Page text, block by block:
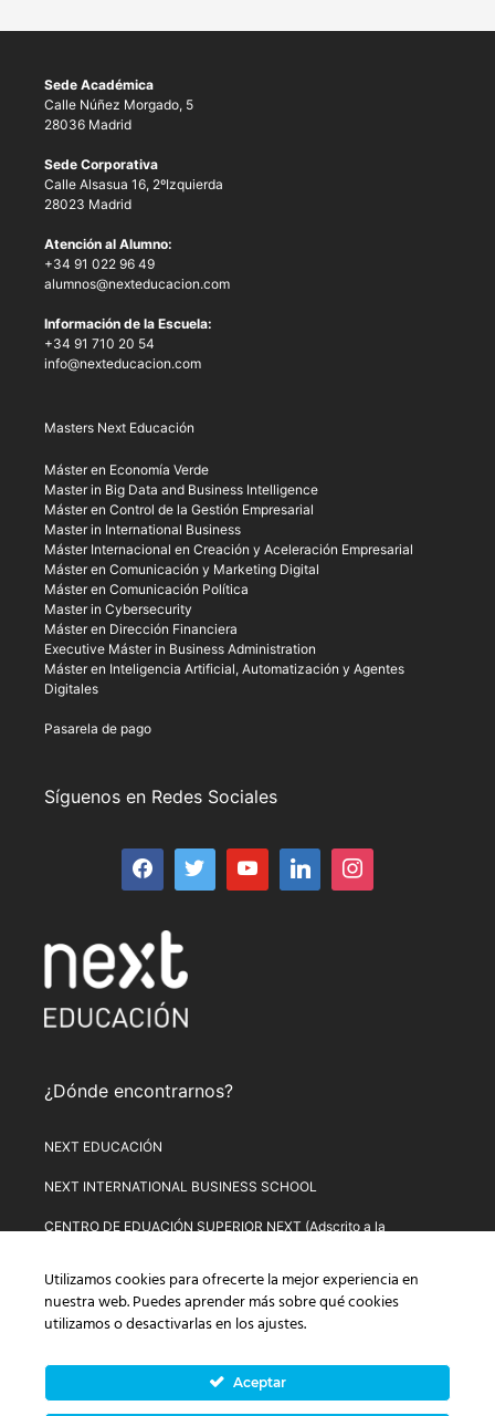
Sede Académica
Calle Núñez Morgado, 5
28036 Madrid
Sede Corporativa
Calle Alsasua 16, 2ºIzquierda
28023 Madrid
Atención al Alumno:
+34 91 022 96 49
alumnos@nexteducacion.com
Información de la Escuela:
+34 91 710 20 54
info@nexteducacion.com
Masters Next Educación
Máster en Economía Verde
Master in Big Data and Business Intelligence
Máster en Control de la Gestión Empresarial
Master in International Business
Máster Internacional en Creación y Aceleración Empresarial
Máster en Comunicación y Marketing Digital
Máster en Comunicación Política
Master in Cybersecurity
Máster en Dirección Financiera
Executive Máster in Business Administration
Máster en Inteligencia Artificial, Automatización y Agentes
Digitales
Pasarela de pago
Síguenos en Redes Sociales
¿Dónde encontrarnos?
NEXT EDUCACIÓN
NEXT INTERNATIONAL BUSINESS SCHOOL
CENTRO DE EDUACIÓN SUPERIOR NEXT (Adscrito a la
PLATAFORMA DE FORMACIÓN NEXT
Aviso Legal–Política de Privacidad–Términos y condiciones de
Formulario de Desistimiento
© Copyright 2026 Next Educación, S.L. | CIF: B-67803114 |
Utilizamos cookies para ofrecerte la mejor experiencia en
nuestra web. Puedes aprender más sobre qué cookies
utilizamos o desactivarlas en losajustes.
Aceptar